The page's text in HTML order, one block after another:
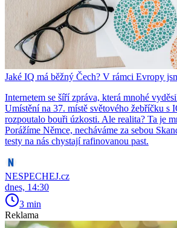
Jaké IQ má běžný Čech? V rámci Evropy
Internetem se šíří zpráva, která mnohé
Umístění na 37. místě světového žebříčku s
rozpoutalo bouři úzkosti. Ale realita? Ta je
Porážíme Němce, necháváme za sebou
testy na nás chystají rafinovanou past.
NESPECHEJ.cz
dnes, 14:30
3 min
Reklama